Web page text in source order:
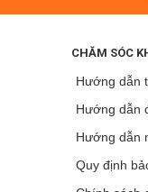
CHĂM SÓC
Hướng dẫn
Hướng dẫn
Hướng dẫn
Quy định